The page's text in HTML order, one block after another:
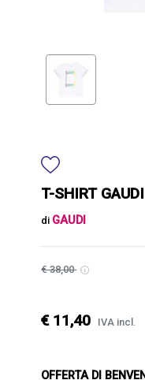
T-SHIRT
di GAUDI
€ 38,00
€ 11,40 IVA incl.
OFFERTA DI